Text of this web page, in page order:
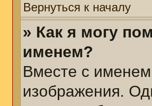
Вернуться к началу
» Как я могу
именем?
Вместе с именем
изображения.